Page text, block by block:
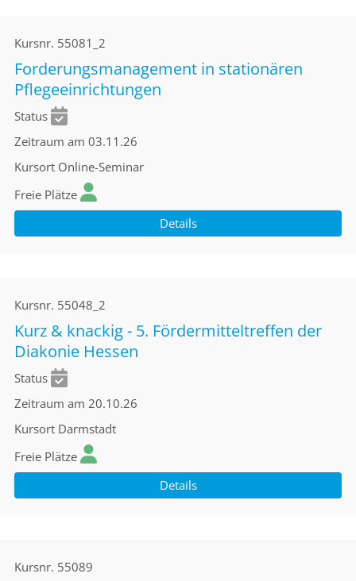
Kursnr. 55081_2
Forderungsmanagement in stationären
Pflegeeinrichtungen
Status
Zeitraum am 03.11.26
Kursort Online-Seminar
Freie Plätze
Details
Kursnr. 55048_2
Kurz & knackig - 5. Fördermitteltreffen der
Diakonie Hessen
Status
Zeitraum am 20.10.26
Kursort Darmstadt
Freie Plätze
Details
Kursnr. 55089